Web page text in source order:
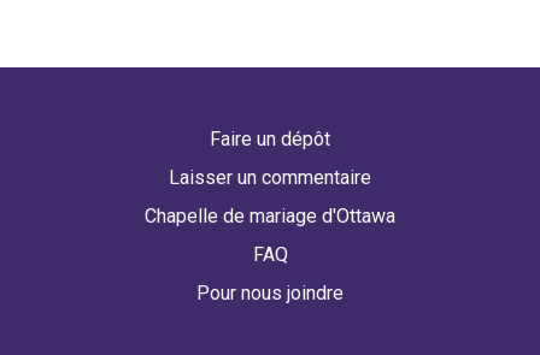
Faire un dépôt
Laisser un commentaire
Chapelle de mariage d'Ottawa
FAQ
Pour nous joindre